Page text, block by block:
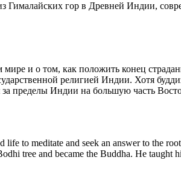
FOUNDERS
Гималайских гор в Древней Индии,
мире и о том, как положить конец
религией Индии. Хотя
пределы Индии на большую часть
to meditate and seek an answer to the
tree and became the Buddha. He taught